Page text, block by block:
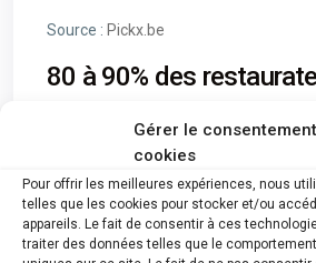
Gérer le
cookies
Pour offrir les meilleures expériences, nous
telles que les cookies pour stocker et/ou
appareils. Le fait de consentir à ces
traiter des données telles que le
Source : Pickx.be
80 à 90% des
Voici les dix faillites
en Wallonie picarde
Voir Plus :